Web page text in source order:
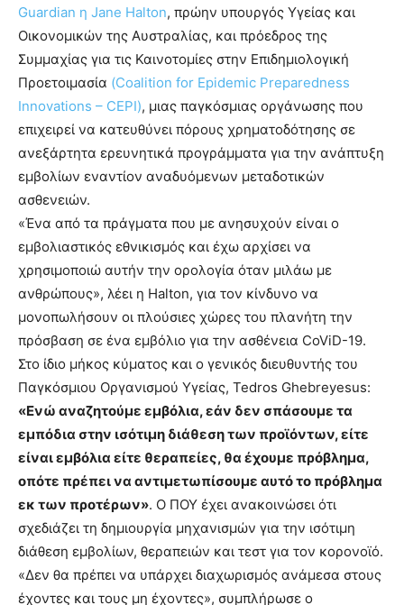
Guardian η Jane Halton, πρώην υπουργός Υγείας και
Οικονομικών της Αυστραλίας, και πρόεδρος της
Συμμαχίας για τις Καινοτομίες στην Επιδημιολογική
Προετοιμασία (Coalition for Epidemic Preparedness
Innovations – CEPI), μιας παγκόσμιας οργάνωσης που
επιχειρεί να κατευθύνει πόρους χρηματοδότησης σε
ανεξάρτητα ερευνητικά προγράμματα για την ανάπτυξη
εμβολίων εναντίον αναδυόμενων μεταδοτικών
ασθενειών.
«Ένα από τα πράγματα που με ανησυχούν είναι ο
εμβολιαστικός εθνικισμός και έχω αρχίσει να
χρησιμοποιώ αυτήν την ορολογία όταν μιλάω με
ανθρώπους», λέει η Halton, για τον κίνδυνο να
μονοπωλήσουν οι πλούσιες χώρες του πλανήτη την
πρόσβαση σε ένα εμβόλιο για την ασθένεια CoViD-19.
Στο ίδιο μήκος κύματος και ο γενικός διευθυντής του
Παγκόσμιου Οργανισμού Υγείας, Tedros Ghebreyesus:
«Ενώ αναζητούμε εμβόλια, εάν δεν σπάσουμε τα
εμπόδια στην ισότιμη διάθεση των προϊόντων, είτε
είναι εμβόλια είτε θεραπείες, θα έχουμε πρόβλημα,
οπότε πρέπει να αντιμετωπίσουμε αυτό το πρόβλημα
εκ των προτέρων». Ο ΠΟΥ έχει ανακοινώσει ότι
σχεδιάζει τη δημιουργία μηχανισμών για την ισότιμη
διάθεση εμβολίων, θεραπειών και τεστ για τον κορονοϊό.
«Δεν θα πρέπει να υπάρχει διαχωρισμός ανάμεσα στους
έχοντες και τους μη έχοντες», συμπλήρωσε ο